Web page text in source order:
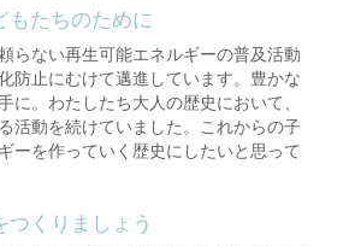
もたちのために
らない再生可能エネルギーの普及活動
防止にむけて邁進しています。豊かな
に。わたしたち大人の歴史において、
活動を続けていました。これからの子
ーを作っていく歴史にしたいと思って
くりましょう